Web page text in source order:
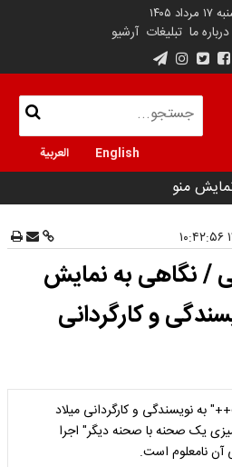
مرداد ۱۴۰۵
درباره ما تبلیغات آرشیو
English العربية
منو
/ نگاهی به نمایش
و کارگردانی
نویسندگی و کارگردانی میلاد
یک صحنه با صحنه دیگر" اجرا
نامعلوم است.